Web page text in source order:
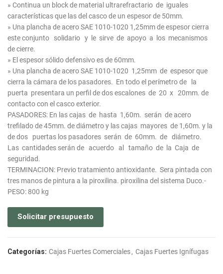
» Continua un block de material ultrarefractario de iguales
características que las del casco de un espesor de 50mm.
» Una plancha de acero SAE 1010-1020 1,25mm de espesor cierra
este conjunto solidario y le sirve de apoyo a los mecanismos
de cierre.
» El espesor sólido defensivo es de 60mm.
» Una plancha de acero SAE 1010-1020 1,25mm de espesor que
cierra la cámara de los pasadores. En todo el perímetro de la
puerta presentara un perfil de dos escalones de 20 x 20mm. de
contacto con el casco exterior.
PASADORES: En las cajas de hasta 1,60m. serán de acero
trefilado de 45mm. de diámetro y las cajas mayores de 1,60m. y la
de dos puertas los pasadores serán de 60mm. de diámetro.
Las cantidades serán de acuerdo al tamaño de la Caja de
seguridad.
TERMINACION: Previo tratamiento antioxidante. Sera pintada con
tres manos de pintura a la piroxilina. piroxilina del sistema Duco.-
PESO: 800 kg
Solicitar presupuesto
Categorías: Cajas Fuertes Comerciales, Cajas Fuertes Ignífugas